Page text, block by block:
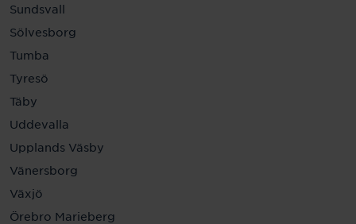
Sundsvall
Sölvesborg
Tumba
Tyresö
Täby
Uddevalla
Upplands Väsby
Vänersborg
Växjö
Örebro Marieberg